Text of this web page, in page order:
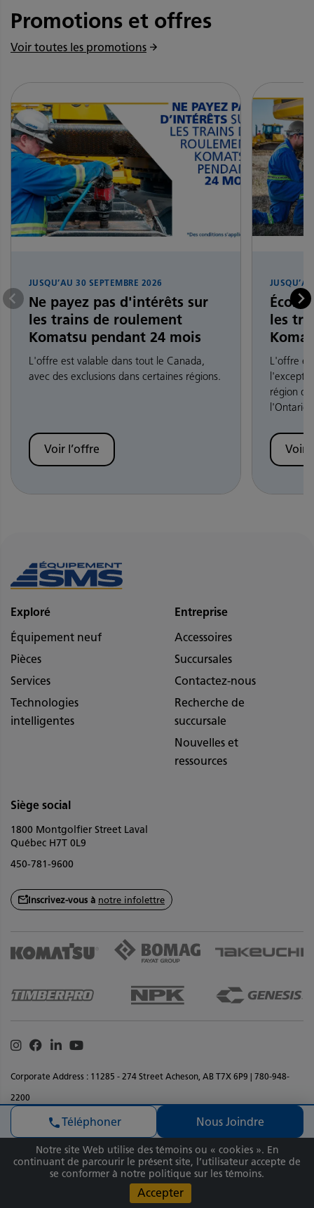
Promotions et offres
Voir toutes les promotions
JUSQU’AU 30 SEPTEMBRE 2026
Ne payez pas d'intérêts sur
les trains de roulement
Komatsu pendant 24 mois
L'offre est valable dans tout le Canada,
avec des exclusions dans certaines régions.
Voir l’offre
JUSQU’AU
les
L'offre
région
l'Ontario.
Voir
Téléphoner Nous Joindre
Exploré
Équipement neuf
Pièces
Services
Technologies
intelligentes
Entreprise
Accessoires
Succursales
Contactez-nous
Recherche de
succursale
Nouvelles et
ressources
Siège social
1800 Montgolfier Street Laval
Québec H7T 0L9
450-781-9600
Inscrivez-vous à notre infolettre
Corporate Address : 11285 - 274 Street Acheson, AB T7X 6P9 | 780-948-
2200
Déclaration de confidentialité
Termes et conditions
Renseignments sur les droits d'auteur
Accessibilite
Copyright © 2026 Équipement SMS Inc Tous droits réservés. Matériaux et
spécifications sont sujets à changement sans préavis.
Instagram
Facebook
LinkedinYoutube
Notre site Web utilise des témoins ou « cookies ». En
continuant de parcourir le présent site, l’utilisateur accepte de
se conformer à notre politique sur les témoins.